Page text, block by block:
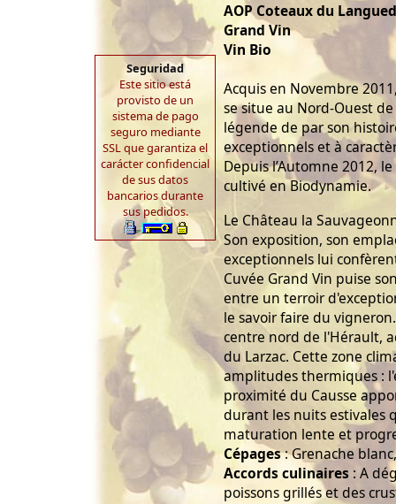
Seguridad
Este sitio está
provisto de un
sistema de pago
seguro mediante
SSL que garantiza el
carácter confidencial
de sus datos
bancarios durante
sus pedidos.
AOP Coteaux du
Grand Vin
Vin Bio
Acquis en Novembre
se situe au Nord-Ouest
légende de par son
exceptionnels et à
Depuis l’Automne 2012,
cultivé en Biodynamie.
Le Château la
Son exposition, son
exceptionnels lui
Cuvée Grand Vin puise
entre un terroir
le savoir faire du
centre nord de l'Hérault,
du Larzac. Cette zone
amplitudes thermiques :
proximité du Causse
durant les nuits estivales
maturation lente et
Cépages: Grenache
Accords culinaires : A
poissons grillés et des